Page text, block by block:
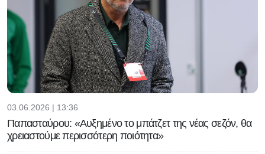
03.06.2026 | 13:36
Παπασταύρου: «Αυξημένο το μπάτζετ της νέας σεζόν, θα
χρειαστούμε περισσότερη ποιότητα»